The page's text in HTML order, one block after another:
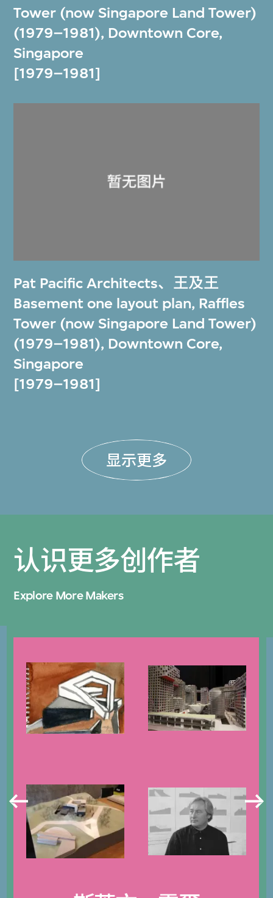
Tower (now Singapore Land Tower)
(1979–1981), Downtown Core,
Singapore
[1979–1981]
Pat Pacific Architects、 王及王
Basement one layout plan, Raffles
Tower (now Singapore Land Tower)
(1979–1981), Downtown Core,
Singapore
[1979–1981]
显示更多
认识更多创作者
Explore More Makers